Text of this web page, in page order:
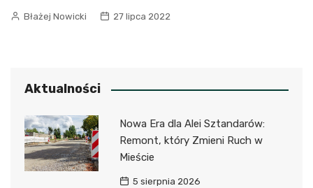
Błażej Nowicki 27 lipca 2022
Aktualności
Nowa Era dla Alei Sztandarów:
Remont, który Zmieni Ruch w
Mieście
5 sierpnia 2026